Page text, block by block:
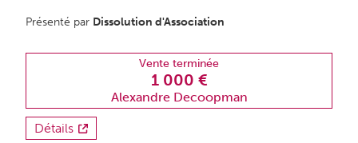
Présenté par Dissolution d'Association
Vente terminée
1 000 €
Alexandre Decoopman
Détails